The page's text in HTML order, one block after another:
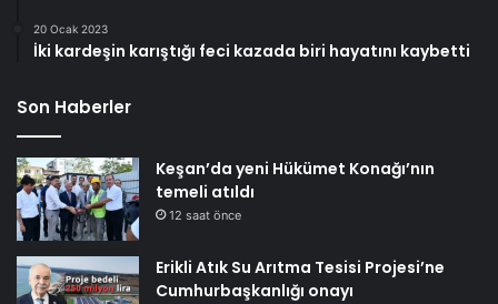
20 Ocak 2023
İki kardeşin karıştığı feci kazada biri hayatını kaybetti
Son Haberler
Keşan’da yeni Hükümet Konağı’nın
temeli atıldı
12 saat önce
Erikli Atık Su Arıtma Tesisi Projesi’ne
Cumhurbaşkanlığı onayı